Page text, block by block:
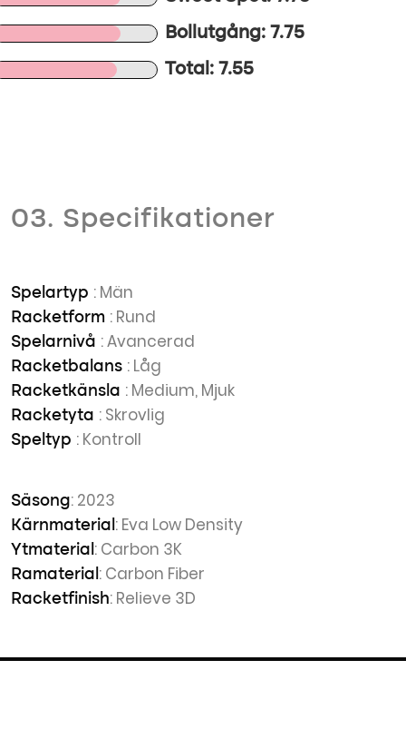
Bollutgång: 7.75
Total: 7.55
03. Specifikationer
Spelartyp : Män
Racketform : Rund
Spelarnivå : Avancerad
Racketbalans : Låg
Racketkänsla : Medium, Mjuk
Racketyta : Skrovlig
Speltyp : Kontroll
Säsong: 2023
Kärnmaterial : Eva Low Density
Ytmaterial : Carbon 3K
Ramaterial : Carbon Fiber
Racketfinish: Relieve 3D